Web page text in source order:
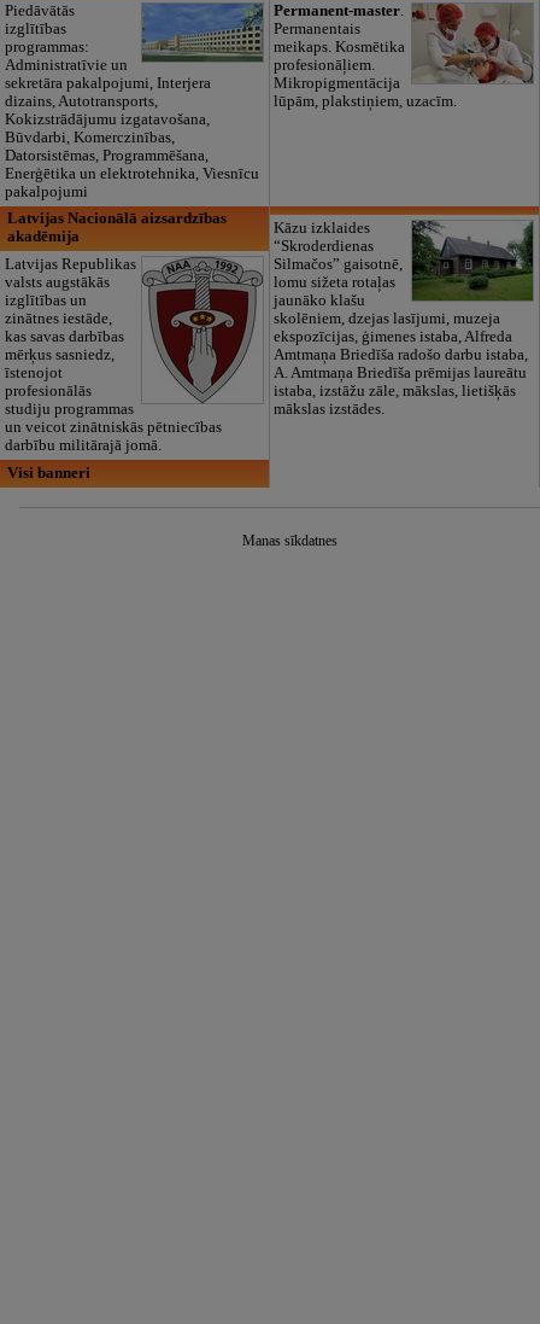
Piedāvātās
izglītības
programmas:
Administratīvie un
sekretāra pakalpojumi, Interjera
dizains, Autotransports,
Kokizstrādājumu izgatavošana,
Būvdarbi, Komerczinības,
Datorsistēmas, Programmēšana,
Enerģētika un elektrotehnika, Viesnīcu
pakalpojumi
Permanent-master
Permanentais
meikaps. Kosmētika
profesionāļiem.
Mikropigmentācija
lūpām, plakstiņiem, uzacīm.
Latvijas Nacionālā aizsardzības
akadēmija
Latvijas Republikas
valsts augstākās
izglītības un
zinātnes iestāde,
kas savas darbības
mērķus sasniedz,
īstenojot
profesionālās
studiju programmas
un veicot zinātniskās pētniecības
darbību militārajā jomā.
Kāzu izklaides
“Skroderdienas
Silmačos” gaisotnē,
lomu sižeta rotaļas
jaunāko klašu
skolēniem, dzejas lasījumi, muzeja
ekspozīcijas, ģimenes istaba, Alfreda
Amtmaņa Briedīša radošo darbu istaba,
A. Amtmaņa Briedīša prēmijas laureātu
istaba, izstāžu zāle, mākslas, lietišķās
mākslas izstādes.
Visi banneri
Manas sīkdatnes